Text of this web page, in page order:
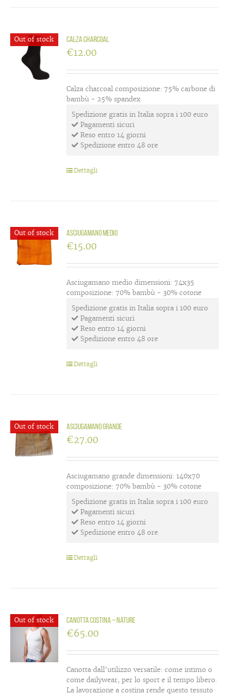
Out of stock Calza charcoal
€12.00
Calza charcoal composizione: 75% carbone di
bambù - 25% spandex
Spedizione gratis in Italia sopra i 100 euro
Pagamenti sicuri
Reso entro 14 giorni
Spedizione entro 48 ore
Dettagli
Out of stock Asciugamano medio
€15.00
Asciugamano medio dimensioni: 74x35
composizione: 70% bambù - 30% cotone
Spedizione gratis in Italia sopra i 100 euro
Pagamenti sicuri
Reso entro 14 giorni
Spedizione entro 48 ore
Dettagli
Out of stock Asciugamano grande
€27.00
Asciugamano grande dimensioni: 140x70
composizione: 70% bambù - 30% cotone
Spedizione gratis in Italia sopra i 100 euro
Pagamenti sicuri
Reso entro 14 giorni
Spedizione entro 48 ore
Dettagli
Out of stock Canotta costina – Nature
€65.00
Canotta dall'utilizzo versatile: come intimo o
come dailywear, per lo sport e il tempo libero.
La lavorazione a costina rende questo tessuto